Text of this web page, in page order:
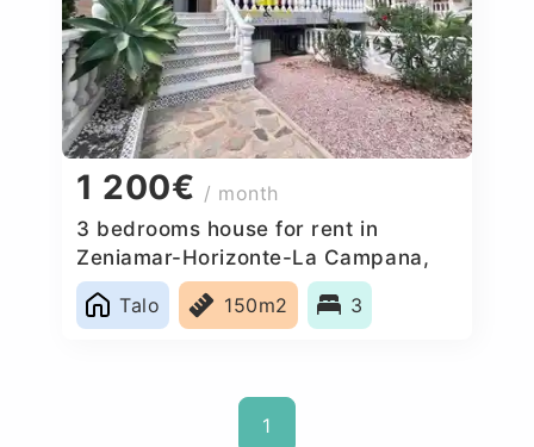
1 200€ / month
3 bedrooms house for rent in
Zeniamar-Horizonte-La Campana,
Spain
Talo
150m2 3
1